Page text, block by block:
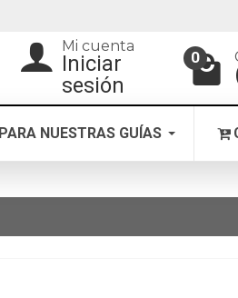
Mi cuenta
Iniciar
sesión
0
NUESTRAS GUÍAS